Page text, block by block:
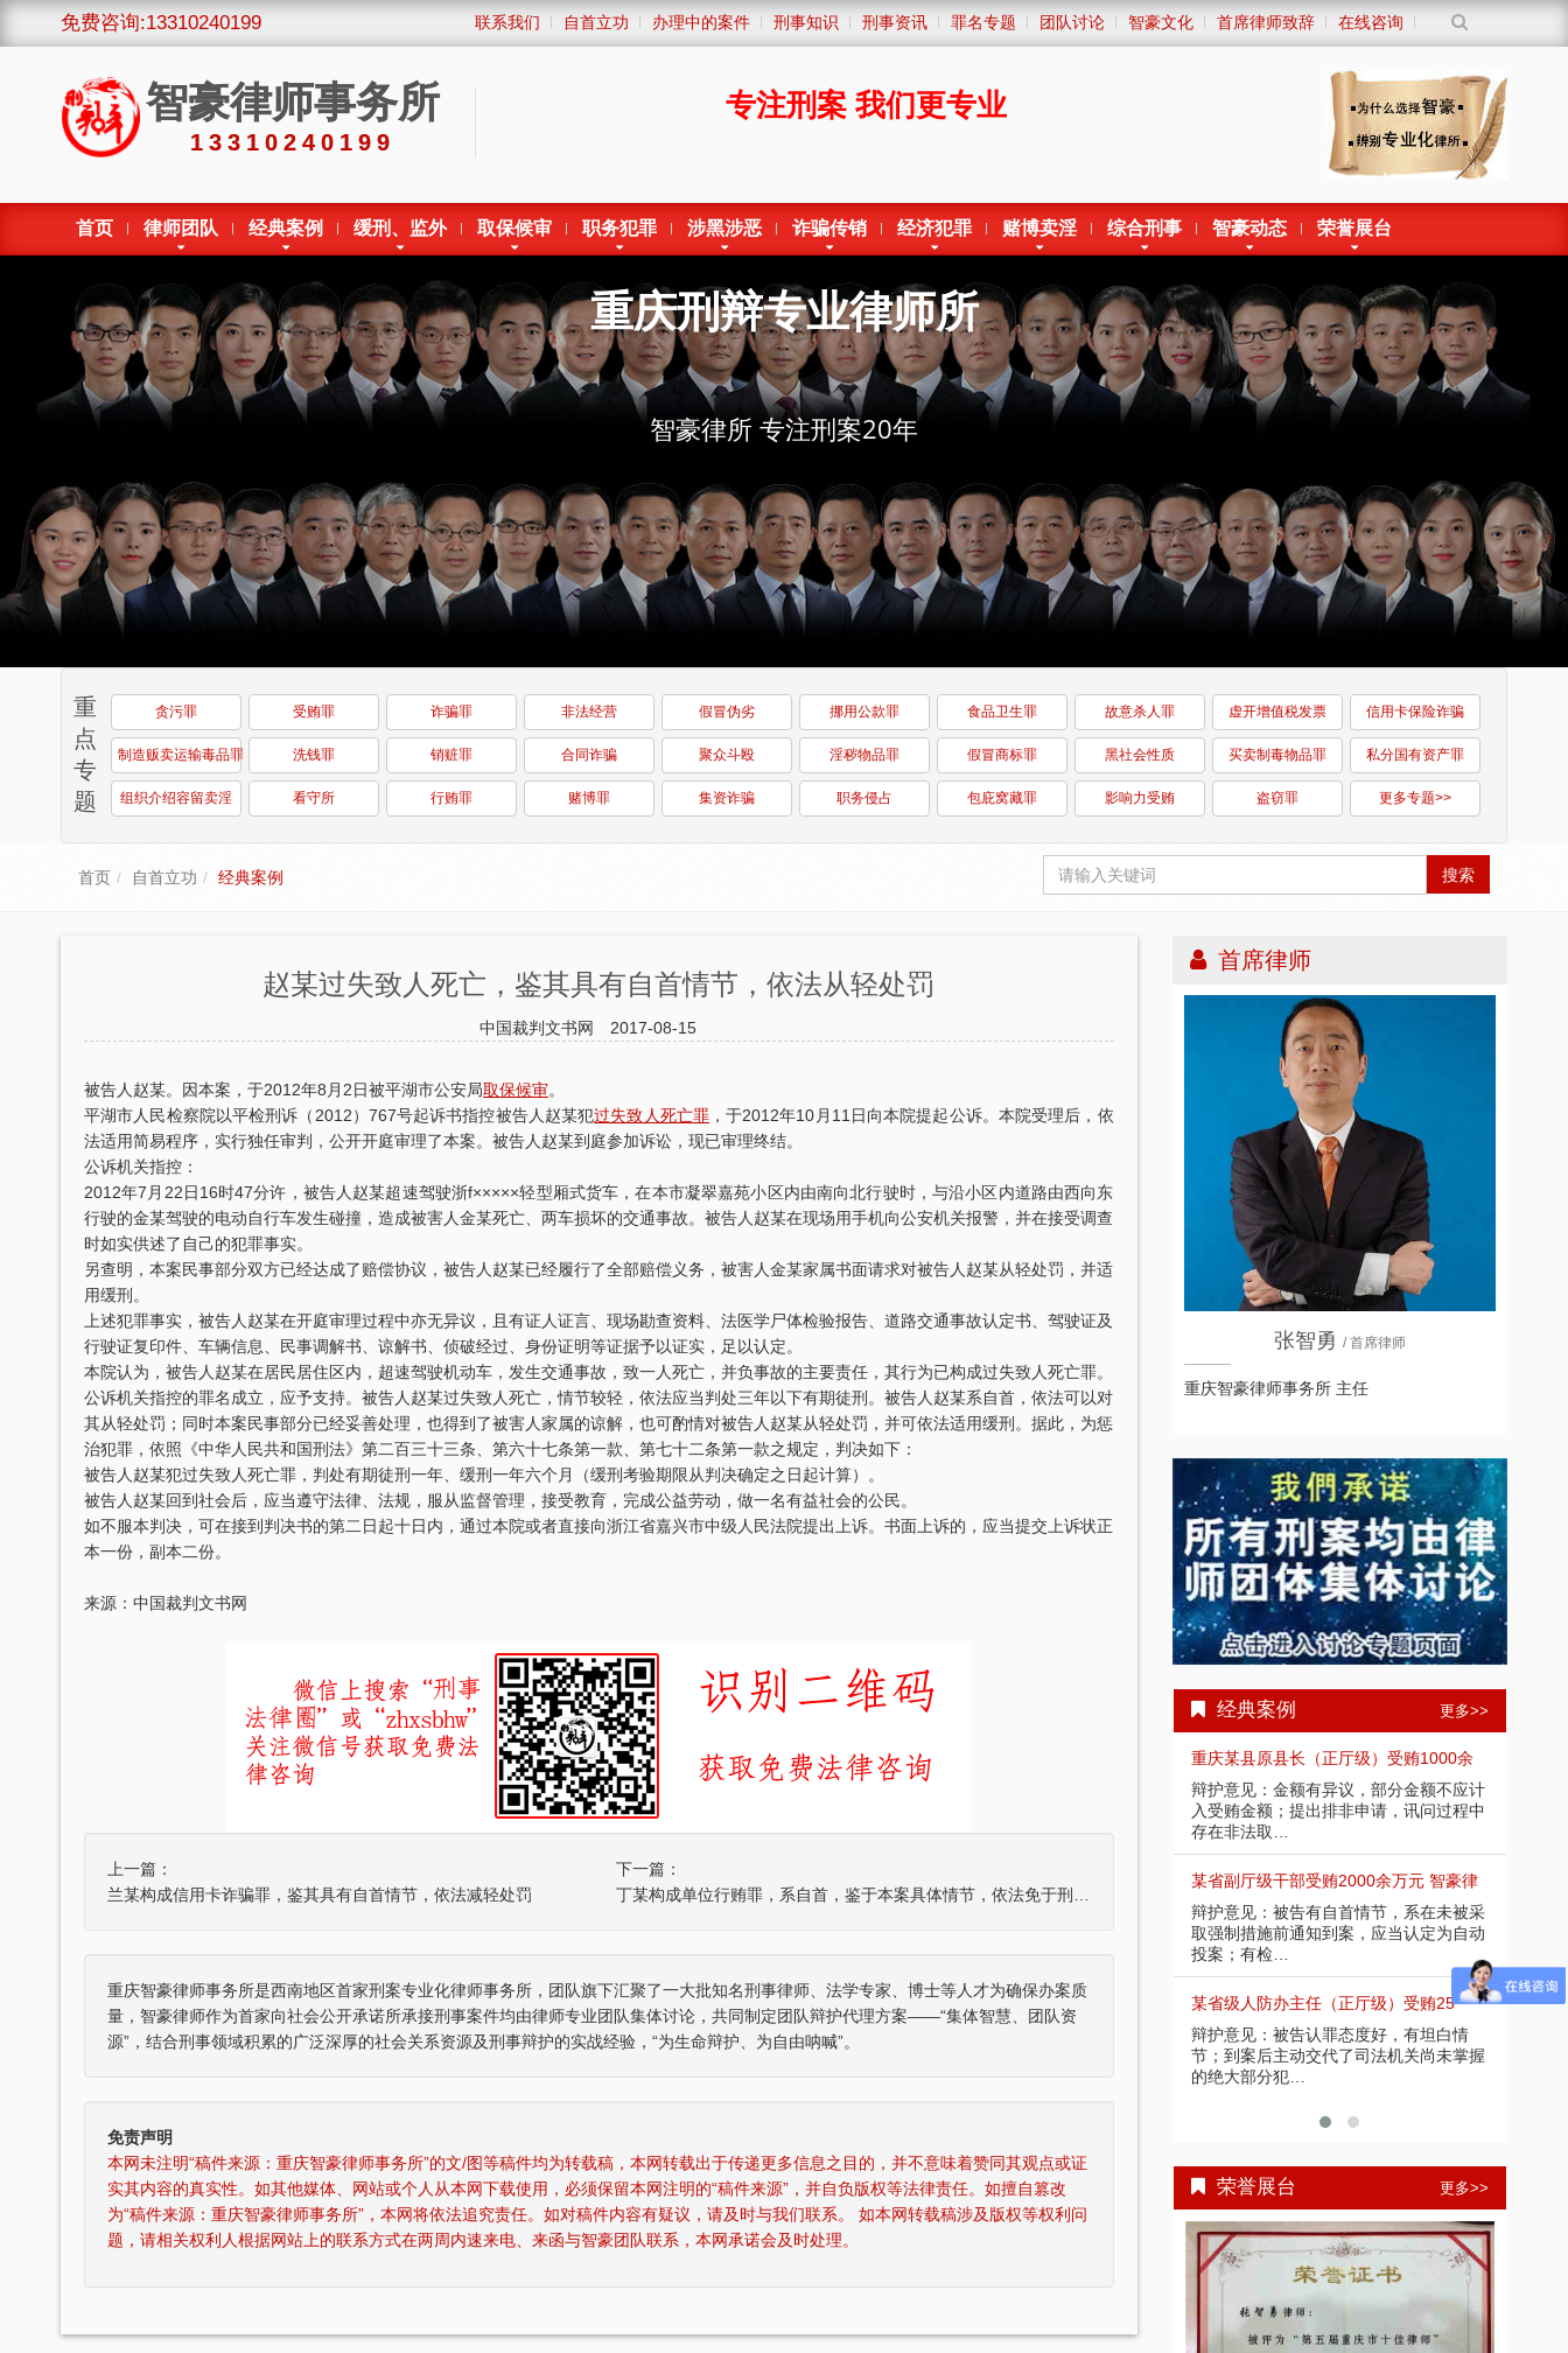
免费咨询:13310240199 联系我们 自首立功 办理中的案件 刑事知识 刑事资讯 罪名专题 团队讨论 智豪文化 首席律师致辞 在线咨询
智豪律师事务所
13310240199
专注刑案 我们更专业
首页 律师团队 经典案例 缓刑、监外 取保候审 职务犯罪 涉黑涉恶 诈骗传销 经济犯罪 赌博卖淫 综合刑事 智豪动态 荣誉展台
重
点
专
题
贪污罪 受贿罪 诈骗罪 非法经营 假冒伪劣 挪用公款罪 食品卫生罪 故意杀人罪 虚开增值税发票 信用卡保险诈骗
制造贩卖运输毒品罪 洗钱罪 销赃罪 合同诈骗 聚众斗殴 淫秽物品罪 假冒商标罪 黑社会性质 买卖制毒物品罪 私分国有资产罪
组织介绍容留卖淫 看守所 行贿罪 赌博罪 集资诈骗 职务侵占 包庇窝藏罪 影响力受贿 盗窃罪 更多专题>>
首页 自首立功 经典案例 搜索
赵某过失致人死亡，鉴其具有自首情节，依法从轻处罚
中国裁判文书网 2017-08-15
被告人赵某。因本案，于2012年8月2日被平湖市公安局取保候审。
平湖市人民检察院以平检刑诉（2012）767号起诉书指控被告人赵某犯过失致人死亡罪 ，于2012年10月11日向本院提起公诉。本院受理后，依
法适用简易程序，实行独任审判，公开开庭审理了本案。被告人赵某到庭参加诉讼，现已审理终结。
公诉机关指控：
2012年7月22日16时47分许，被告人赵某超速驾驶浙f×××××轻型厢式货车，在本市凝翠嘉苑小区内由南向北行驶时，与沿小区内道路由西向东
行驶的金某驾驶的电动自行车发生碰撞，造成被害人金某死亡、两车损坏的交通事故。被告人赵某在现场用手机向公安机关报警，并在接受调查
时如实供述了自己的犯罪事实。
另查明，本案民事部分双方已经达成了赔偿协议，被告人赵某已经履行了全部赔偿义务，被害人金某家属书面请求对被告人赵某从轻处罚，并适
用缓刑。
上述犯罪事实，被告人赵某在开庭审理过程中亦无异议，且有证人证言、现场勘查资料、法医学尸体检验报告、道路交通事故认定书、驾驶证及
行驶证复印件、车辆信息、民事调解书、谅解书、侦破经过、身份证明等证据予以证实，足以认定。
本院认为，被告人赵某在居民居住区内，超速驾驶机动车，发生交通事故，致一人死亡，并负事故的主要责任，其行为已构成过失致人死亡罪。
公诉机关指控的罪名成立，应予支持。被告人赵某过失致人死亡，情节较轻，依法应当判处三年以下有期徒刑。被告人赵某系自首，依法可以对
其从轻处罚；同时本案民事部分已经妥善处理，也得到了被害人家属的谅解，也可酌情对被告人赵某从轻处罚，并可依法适用缓刑。据此，为惩
治犯罪，依照《中华人民共和国刑法》第二百三十三条、第六十七条第一款、第七十二条第一款之规定，判决如下：
被告人赵某犯过失致人死亡罪，判处有期徒刑一年、缓刑一年六个月（缓刑考验期限从判决确定之日起计算）。
被告人赵某回到社会后，应当遵守法律、法规，服从监督管理，接受教育，完成公益劳动，做一名有益社会的公民。
如不服本判决，可在接到判决书的第二日起十日内，通过本院或者直接向浙江省嘉兴市中级人民法院提出上诉。书面上诉的，应当提交上诉状正
本一份，副本二份。
来源：中国裁判文书网
上一篇：
兰某构成信用卡诈骗罪，鉴其具有自首情节，依法减轻处罚
下一篇：
重庆智豪律师事务所是西南地区首家刑案专业化律师事务所，团队旗下汇聚了一大批知名刑事律师、法学专家、博士等人才为确保办案质
量，智豪律师作为首家向社会公开承诺所承接刑事案件均由律师专业团队集体讨论，共同制定团队辩护代理方案——“集体智慧、团队资
源”，结合刑事领域积累的广泛深厚的社会关系资源及刑事辩护的实战经验，“为生命辩护、为自由呐喊”。
免责声明
本网未注明“稿件来源：重庆智豪律师事务所”的文/图等稿件均为转载稿，本网转载出于传递更多信息之目的，并不意味着赞同其观点或证
实其内容的真实性。如其他媒体、网站或个人从本网下载使用，必须保留本网注明的“稿件来源”，并自负版权等法律责任。如擅自篡改
为“稿件来源：重庆智豪律师事务所”，本网将依法追究责任。如对稿件内容有疑议，请及时与我们联系。 如本网转载稿涉及版权等权利问
题，请相关权利人根据网站上的联系方式在两周内速来电、来函与智豪团队联系，本网承诺会及时处理。
首席律师
张智勇 / 首席律师
重庆智豪律师事务所 主任
经典案例 更多>>
论罪当处十年以上
级）受贿案 智
，提出排非申请，
行为，相应供诉应
重庆某县原县长（正厅级）受贿1000余
辩护意见：金额有异议，部分金额不应计
存在非法取…
某省级人防办主任（正厅级）受贿25
辩护意见：被告认罪态度好，有坦白情
节；到案后主动交代了司法机关尚未掌握
四川“黑老大”刘汉刘维全国特大涉黑
2014年5月23日，湖北省咸宁市中级人民
法院对刘汉、刘维等36名被告人组织、领
导、参加黑社会…
李某受贿130余万元，论罪当处十年以上
重庆某县原县长（正厅级）受贿案 智
辩护意见：金额有争议，提出排非申请，
讯问过程存在非法取证行为，相应供诉应
重庆某县原县长（正厅级）受贿1000余
辩护意见：金额有异议，部分金额不应计
存在非法取…
某省级人防办主任（正厅级）受贿25
四川“黑老大”刘汉刘维全国特大涉黑
2014年5月23日，湖北省咸宁市中级人民
法院对刘汉、刘维等36名被告人组织、领
导、参加黑社会…
李某受贿130余万元，论罪当处十年以上
辩护意见：失控不实，李某客观上不具有
相关职权；本案属于单位受贿；李某仅起
到保管财物…
重庆某县原县长（正厅级）受贿案 智
辩护意见：金额有争议，提出排非申请，
讯问过程存在非法取证行为，相应供诉应
排除，被告…
某省
荣誉展台 更多>>